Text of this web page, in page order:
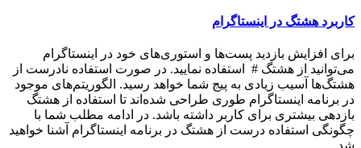
کاربرد هشتگ در اینستاگرام
برای افزایش بازدید پست‌ها و استوری‌های خود در اینستاگرام
می‌توانید از هشتگ # استفاده نمایید. در صورت استفاده نادرست از
هشتگ‌ها آسیب زیادی به پیج شما خواهد رسید. الگوریتم‌های موجود
در برنامه اینستاگرام طوری طراحی شده‌اند تا استفاده از هشتگ
بازدهی بیشتری برای کاربر داشته باشد. در ادامه مطلب شما با
چگونگی استفاده درست از هشتگ در برنامه اینستاگرام آشنا خواهید
شد.